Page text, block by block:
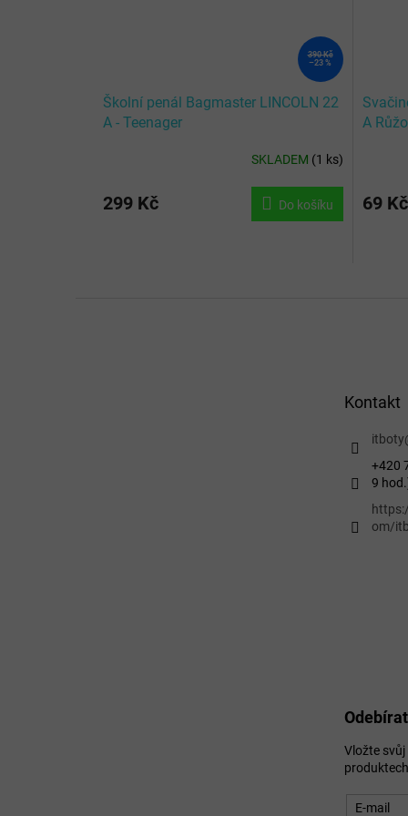
390 Kč
–23 %
Školní penál Bagmaster LINCOLN 22
A - Teenager
SKLADEM (1 ks)
299 Kč Do košíku
A
69 Kč
Kontakt
itboty
+420
9
om/
Vložte
E-mail